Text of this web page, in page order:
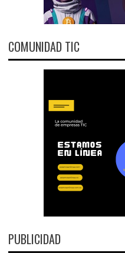
COMUNIDAD TIC
PUBLICIDAD